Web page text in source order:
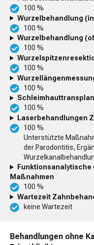
100 %
Wurzelbehandlung
100 %
Wurzelbehandlung
100 %
100 %
100 %
100 %
Laserbehandlungen
100 %
Unterstützte
der Parodontitis,
Maßnahmen
100 %
Wartezeit
keine Wartezeit
Behandlungen ohne